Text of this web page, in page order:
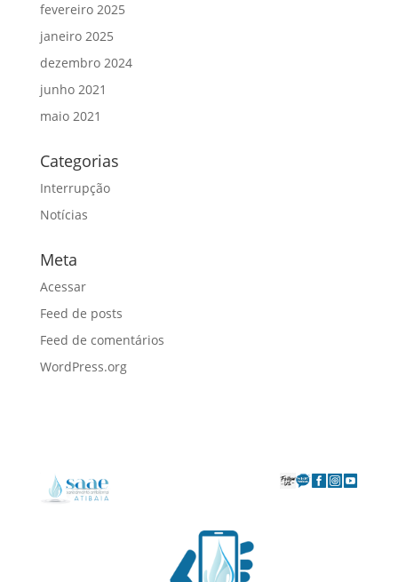
fevereiro 2025
janeiro 2025
dezembro 2024
junho 2021
maio 2021
Categorias
Interrupção
Notícias
Meta
Acessar
Feed de posts
Feed de comentários
WordPress.org